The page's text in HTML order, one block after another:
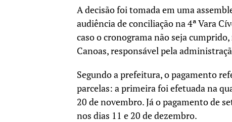
A decisão foi tomada em uma
audiência de conciliação na 4ª Vara
caso o cronograma não seja
Canoas, responsável pela
Segundo a prefeitura, o pagamento
parcelas: a primeira foi efetuada na
20 de novembro. Já o pagamento de
nos dias 11 e 20 de dezembro.